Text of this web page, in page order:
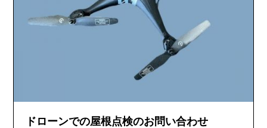
ドローンでの屋根点検のお問い合わせ